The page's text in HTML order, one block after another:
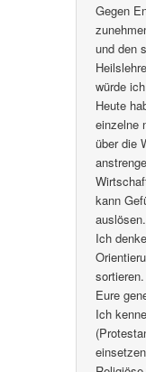
Gegen
und den
würde
Heute
einzelne
über die
kann
auslösen.
Ich
sortieren.
Eure
Ich